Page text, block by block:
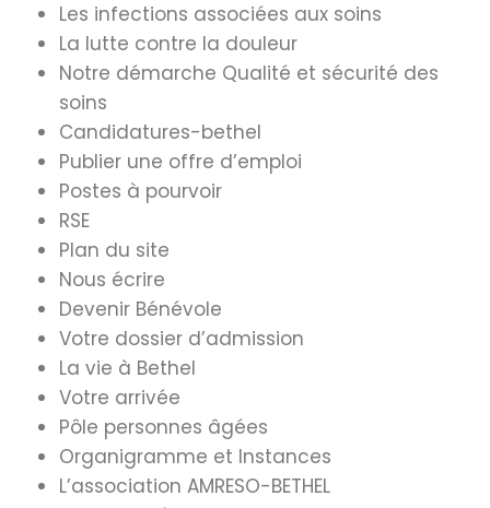
Les infections associées aux soins
La lutte contre la douleur
Notre démarche Qualité et sécurité des
soins
Candidatures-bethel
Publier une offre d’emploi
Postes à pourvoir
RSE
Plan du site
Nous écrire
Devenir Bénévole
Votre dossier d’admission
La vie à Bethel
Votre arrivée
Pôle personnes âgées
Organigramme et Instances
L’association AMRESO-BETHEL